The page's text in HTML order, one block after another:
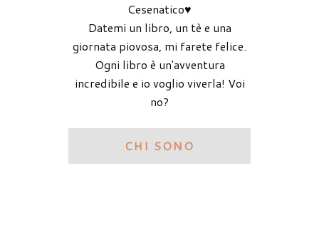
Cesenatico♥
Datemi un libro, un tè e una
giornata piovosa, mi farete felice.
Ogni libro è un'avventura
incredibile e io voglio viverla! Voi
no?
CHI SONO